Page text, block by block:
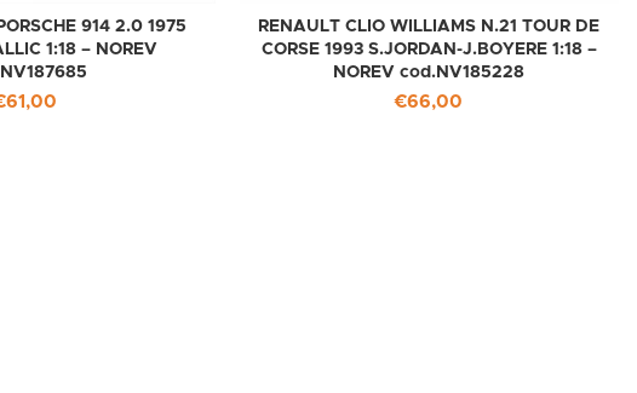
914 2.0 1975
1:18 – NOREV
61,00
RENAULT CLIO WILLIAMS N.21 TOUR DE
CORSE 1993 S.JORDAN-J.BOYERE 1:18 –
NOREV cod.NV185228
€66,00